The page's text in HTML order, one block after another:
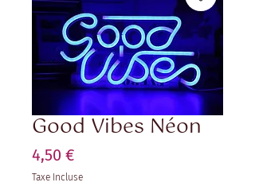
Good Vibes Néon
4,50 €
Taxe Incluse